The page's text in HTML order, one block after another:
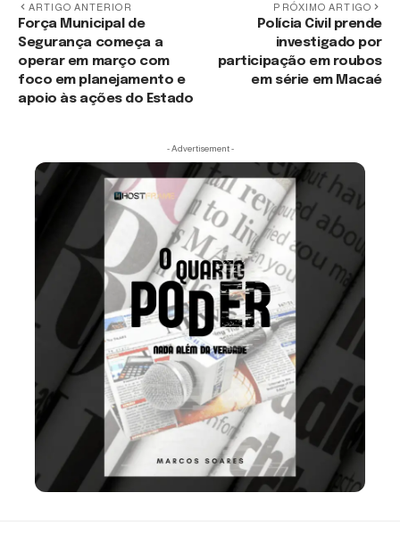
ARTIGO ANTERIOR
Força Municipal de
Segurança começa a
operar em março com
foco em planejamento e
apoio às ações do Estado
PRÓXIMO ARTIGO
Polícia Civil prende
investigado por
participação em roubos
em série em Macaé
- Advertisement -